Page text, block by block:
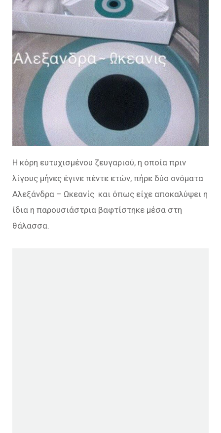
Η κόρη ευτυχισμένου ζευγαριού, η οποία πριν
λίγους μήνες έγινε πέντε ετών, πήρε δύο ονόματα
Αλεξάνδρα – Ωκεανίς και όπως είχε αποκαλύψει η
ίδια η παρουσιάστρια βαφτίστηκε μέσα στη
θάλασσα.